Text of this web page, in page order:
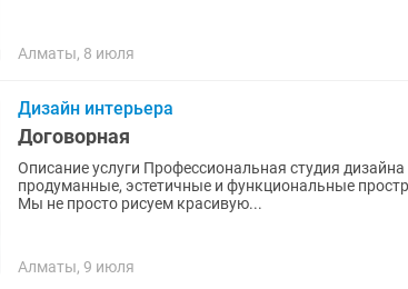
Алматы, 8 июля
Дизайн интерьера
Договорная
Описание услуги Профессиональная студия дизайна интерьера полного цикла. Создаем
продуманные, эстетичные и функциональные
Мы не просто рисуем красивую...
Алматы, 9 июля